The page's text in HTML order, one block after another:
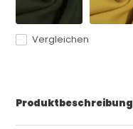
Vergleichen
Produktbeschreibung